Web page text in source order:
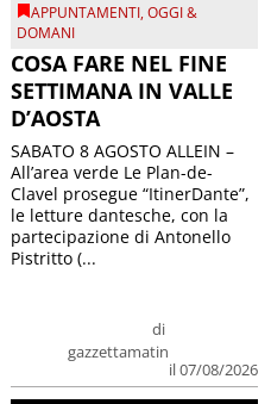
APPUNTAMENTI,OGGI &
DOMANI
COSA FARE NEL FINE
SETTIMANA IN VALLE
D’AOSTA
di
gazzettamatin
il 07/08/2026
SABATO 8 AGOSTO ALLEIN –
All’area verde Le Plan-de-
Clavel prosegue “ItinerDante”,
le letture dantesche, con la
partecipazione di Antonello
Pistritto (...